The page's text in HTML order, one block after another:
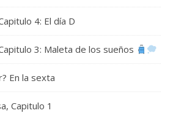
4: El día D
3: Maleta de los sueños
En la sexta
Capitulo 1